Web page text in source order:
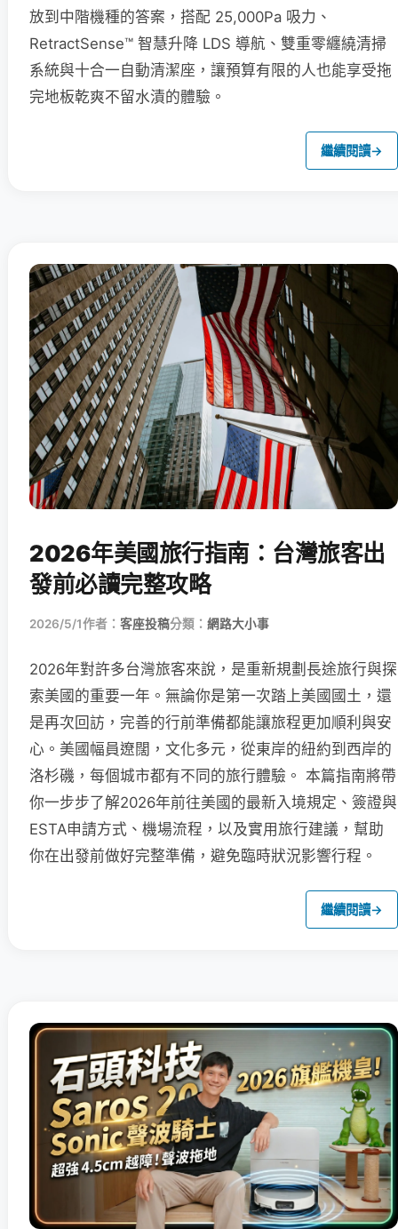
放到中階機種的答案，搭配 25,000Pa 吸力、
RetractSense™ 智慧升降 LDS 導航、雙重零纏繞清掃
系統與十合一自動清潔座，讓預算有限的人也能享受拖
完地板乾爽不留水漬的體驗。
繼續閱讀→
2026年美國旅行指南：台灣旅客出
發前必讀完整攻略
2026/5/1作者： 客座投稿分類： 網路大小事
2026年對許多台灣旅客來說，是重新規劃長途旅行與探
索美國的重要一年。無論你是第一次踏上美國國土，還
是再次回訪，完善的行前準備都能讓旅程更加順利與安
心。美國幅員遼闊，文化多元，從東岸的紐約到西岸的
洛杉磯，每個城市都有不同的旅行體驗。 本篇指南將帶
你一步步了解2026年前往美國的最新入境規定、簽證與
ESTA申請方式、機場流程，以及實用旅行建議，幫助
你在出發前做好完整準備，避免臨時狀況影響行程。
繼續閱讀→